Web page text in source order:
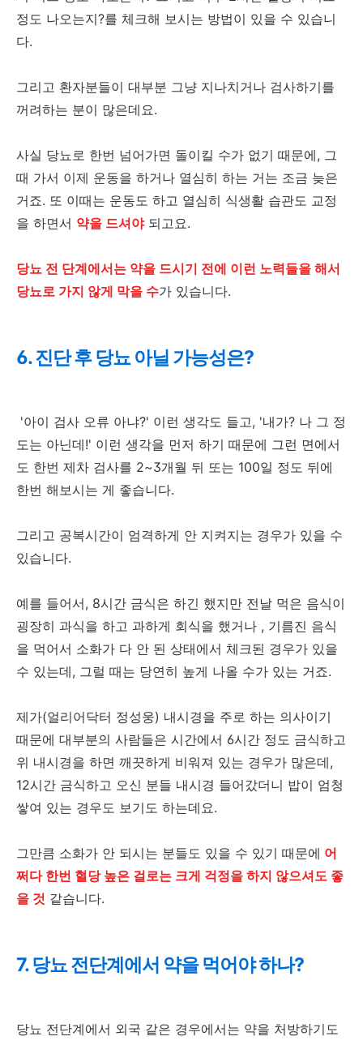
정도 나오는지?를 체크해 보시는 방법이 있을 수 있습니
다.
그리고 환자분들이 대부분 그냥 지나치거나 검사하기를
꺼려하는 분이 많은데요.
사실 당뇨로 한번 넘어가면 돌이킬 수가 없기 때문에, 그
때 가서 이제 운동을 하거나 열심히 하는 거는 조금 늦은
거죠. 또 이때는 운동도 하고 열심히 식생활 습관도 교정
을 하면서 약을 드셔야되고요.
당뇨 전 단계에서는 약을 드시기 전에 이런 노력들을 해서
당뇨로 가지 않게 막을 수가 있습니다.
6. 진단 후 당뇨 아닐 가능성은?
'아이 검사 오류 아냐?' 이런 생각도 들고, '내가? 나 그 정
도는 아닌데!' 이런 생각을 먼저 하기 때문에 그런 면에서
도 한번 제차 검사를 2~3개월 뒤 또는 100일 정도 뒤에
한번 해보시는 게 좋습니다.
그리고 공복시간이 엄격하게 안 지켜지는 경우가 있을 수
있습니다.
예를 들어서, 8시간 금식은 하긴 했지만 전날 먹은 음식이
굉장히 과식을 하고 과하게 회식을 했거나 , 기름진 음식
을 먹어서 소화가 다 안 된 상태에서 체크된 경우가 있을
수 있는데, 그럴 때는 당연히 높게 나올 수가 있는 거죠.
제가(얼리어닥터 정성웅) 내시경을 주로 하는 의사이기
때문에 대부분의 사람들은 시간에서 6시간 정도 금식하고
위 내시경을 하면 깨끗하게 비워져 있는 경우가 많은데,
12시간 금식하고 오신 분들 내시경 들어갔더니 밥이 엄청
쌓여 있는 경우도 보기도 하는데요.
그만큼 소화가 안 되시는 분들도 있을 수 있기 때문에 어
쩌다 한번 혈당 높은 걸로는 크게 걱정을 하지 않으셔도 좋
을 것 같습니다.
7. 당뇨 전단계에서 약을 먹어야 하나?
당뇨 전단계에서 외국 같은 경우에서는 약을 처방하기도